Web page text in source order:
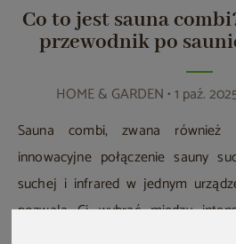
Co to jest sauna
przewodnik po
HOME & GARDEN• 1 paź.
Sauna combi, zwana również
innowacyjne połączenie sauny
suchej i infrared w jednym
pozwala Ci wybrać między